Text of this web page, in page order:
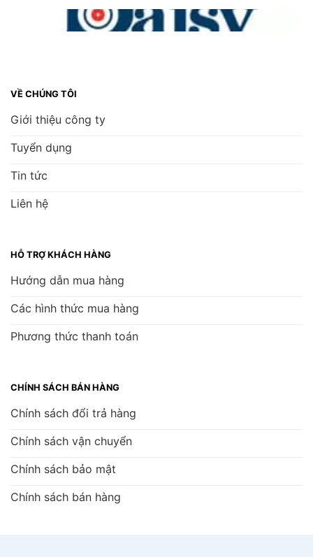
VỀ CHÚNG TÔI
Giới thiệu công ty
Tuyển dụng
Tin tức
Liên hệ
HỖ TRỢ KHÁCH HÀNG
Hướng dẫn mua hàng
Các hình thức mua hàng
Phương thức thanh toán
CHÍNH SÁCH BÁN HÀNG
Chính sách đổi trả hàng
Chính sách vận chuyển
Chính sách bảo mật
Chính sách bán hàng